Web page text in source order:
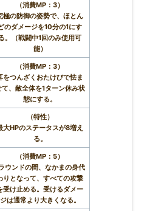
（消費MP：3）
極の防御の姿勢で、ほとん
のダメージを10分の1にす
。（戦闘中1回のみ使用可
能）
（消費MP：3）
をつんざくおたけびで怯ま
て、敵全体を1ターン休み状
態にする。
（特性）
大HPのステータスが8増え
る。
（消費MP：5）
ウンドの間、なかまの身代
りとなって、すべての攻撃
受け止める。受けるダメー
ジは通常より大きくなる。